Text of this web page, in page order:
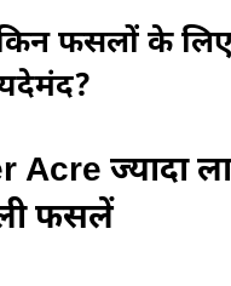
फसलों के लिए
Acre ज्यादा
फसलें